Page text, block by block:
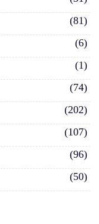
(81)
(6)
(1)
(74)
(202)
(107)
(96)
(50)